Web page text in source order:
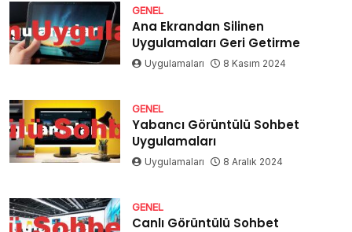
GENEL
Ana Ekrandan Silinen
Uygulamaları Geri Getirme
Uygulamaları 8 Kasım 2024
GENEL
Yabancı Görüntülü Sohbet
Uygulamaları
Uygulamaları 8 Aralık 2024
GENEL
Canlı Görüntülü Sohbet